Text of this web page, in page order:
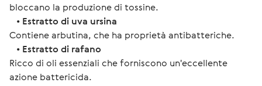
bloccano la produzione di tossine.
• Estratto di uva ursina
Contiene arbutina, che ha proprietà antibatteriche.
• Estratto di rafano
Ricco di oli essenziali che forniscono un'eccellente
azione battericida.